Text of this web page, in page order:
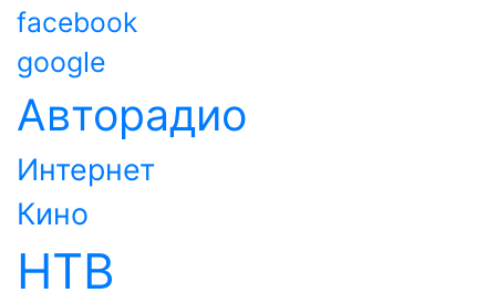
facebook
google
Авторадио
Интернет
Кино
НТВ